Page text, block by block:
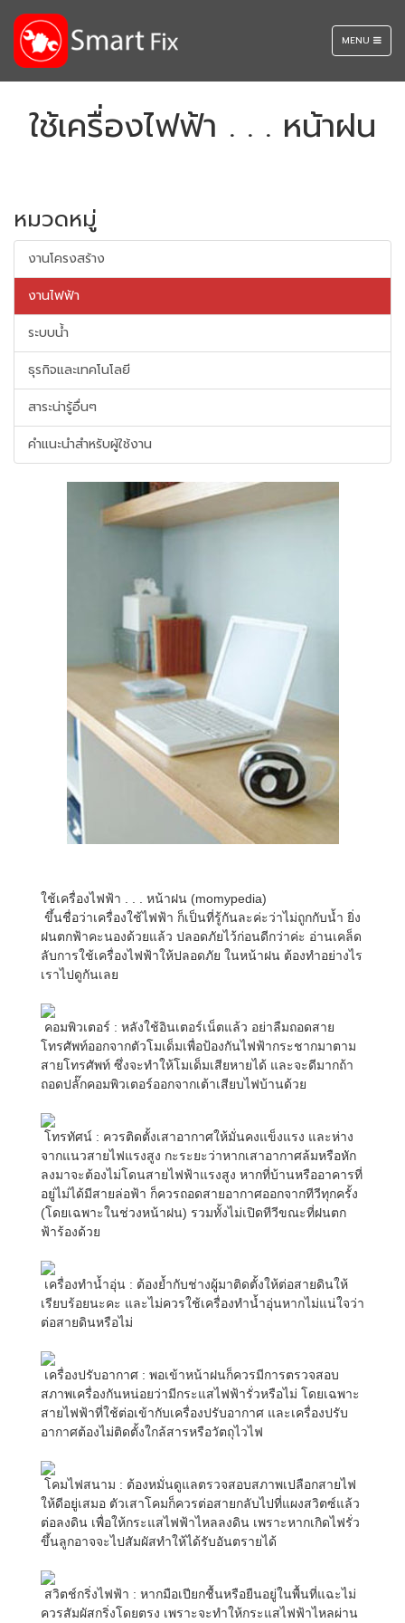
TOGGLE
NAVIGATION
MENU
ใช้เครื่องไฟฟ้า . . . หน้าฝน
หมวดหมู่
งานโครงสร้าง
งานไฟฟ้า
ระบบน้ำ
ธุรกิจและเทคโนโลยี
สาระน่ารู้อื่นๆ
คำแนะนำสำหรับผู้ใช้งาน
ใช้เครื่องไฟฟ้า . . . หน้าฝน (momypedia)
ขึ้นชื่อว่าเครื่องใช้ไฟฟ้า ก็เป็นที่รู้กันละค่ะว่าไม่ถูกกับน้ำ ยิ่ง
ฝนตกฟ้าคะนองด้วยแล้ว ปลอดภัยไว้ก่อนดีกว่าค่ะ อ่านเคล็ด
ลับการใช้เครื่องไฟฟ้าให้ปลอดภัย ในหน้าฝน ต้องทำอย่างไร
เราไปดูกันเลย
คอมพิวเตอร์ : หลังใช้อินเตอร์เน็ตแล้ว อย่าลืมถอดสาย
โทรศัพท์ออกจากตัวโมเด็มเพื่อป้องกันไฟฟ้ากระชากมาตาม
สายโทรศัพท์ ซึ่งจะทำให้โมเด็มเสียหายได้ และจะดีมากถ้า
ถอดปลั๊กคอมพิวเตอร์ออกจากเต้าเสียบไฟบ้านด้วย
โทรทัศน์ : ควรติดตั้งเสาอากาศให้มั่นคงแข็งแรง และห่าง
จากแนวสายไฟแรงสูง กะระยะว่าหากเสาอากาศล้มหรือหัก
ลงมาจะต้องไม่โดนสายไฟฟ้าแรงสูง หากที่บ้านหรืออาคารที่
อยู่ไม่ได้มีสายล่อฟ้า ก็ควรถอดสายอากาศออกจากทีวีทุกครั้ง
(โดยเฉพาะในช่วงหน้าฝน) รวมทั้งไม่เปิดทีวีขณะที่ฝนตก
ฟ้าร้องด้วย
เครื่องทำน้ำอุ่น : ต้องย้ำกับช่างผู้มาติดตั้งให้ต่อสายดินให้
เรียบร้อยนะคะ และไม่ควรใช้เครื่องทำน้ำอุ่นหากไม่แน่ใจว่า
ต่อสายดินหรือไม่
เครื่องปรับอากาศ : พอเข้าหน้าฝนก็ควรมีการตรวจสอบ
สภาพเครื่องกันหน่อยว่ามีกระแสไฟฟ้ารั่วหรือไม่ โดยเฉพาะ
สายไฟฟ้าที่ใช้ต่อเข้ากับเครื่องปรับอากาศ และเครื่องปรับ
อากาศต้องไม่ติดตั้งใกล้สารหรือวัตถุไวไฟ
โคมไฟสนาม : ต้องหมั่นดูแลตรวจสอบสภาพเปลือกสายไฟ
ให้ดีอยู่เสมอ ตัวเสาโคมก็ควรต่อสายกลับไปที่แผงสวิตซ์แล้ว
ต่อลงดิน เพื่อให้กระแสไฟฟ้าไหลลงดิน เพราะหากเกิดไฟรั่ว
ขึ้นลูกอาจจะไปสัมผัสทำให้ได้รับอันตรายได้
สวิตช์กริ่งไฟฟ้า : หากมือเปียกชื้นหรือยืนอยู่ในพื้นที่แฉะไม่
ควรสัมผัสกริ่งโดยตรง เพราะจะทำให้กระแสไฟฟ้าไหลผ่าน